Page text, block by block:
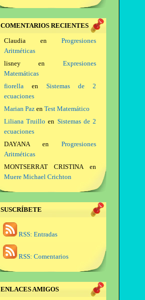
COMENTARIOS RECIENTES
Claudiaen Progresiones
Aritméticas
lisneyen Expresiones
Matemáticas
fiorellaen Sistemas de 2
ecuaciones
Marian Pazen Test Matemático
Liliana Truillo en Sistemas de 2
ecuaciones
DAYANAen Progresiones
Aritméticas
MONTSERRAT CRISTINAen
Muere Michael Crichton
SUSCRÍBETE
RSS: Entradas
RSS: Comentarios
ENLACES AMIGOS